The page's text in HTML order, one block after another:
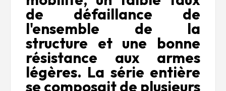
de défaillance de
l'ensemble de la
structure et une bonne
résistance aux armes
légères. La série entière
se composait de plusieurs